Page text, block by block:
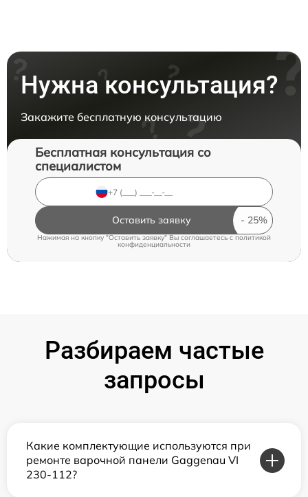
Нужна консультация?
Закажите бесплатную консультацию
Бесплатная консультация со
специалистом
Оставить заявку
Нажимая на кнопку "Оставить заявку" Вы соглашаетесь c политикой
конфиденциальности
Разбираем частые
запросы
Какие комплектующие используются при
ремонте варочной панели Gaggenau VI
230-112?